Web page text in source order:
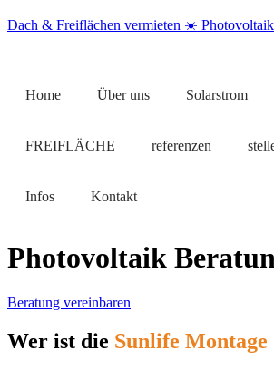
Dach & Freiflächen vermieten ☀️
Home Über uns Solarstrom
FREIFLÄCHE referenzen
Infos Kontakt
Photovoltaik
Beratung vereinbaren
Wer ist die Sunlife